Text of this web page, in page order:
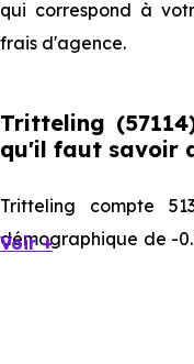
qui correspond à
frais d'agence.
Tritteling
qu'il faut savoir
Tritteling compte
démographique de -
Voir +